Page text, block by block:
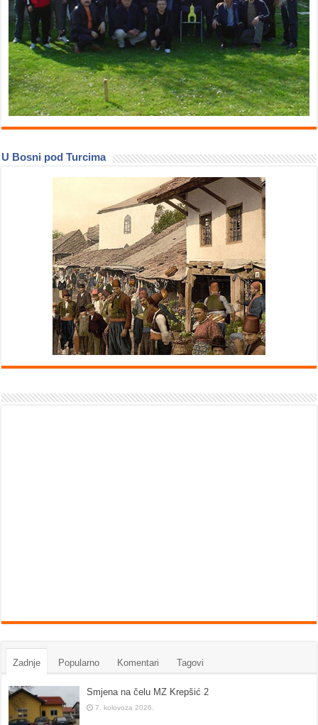
U Bosni pod Turcima
Zadnje Popularno Komentari Tagovi
Smjena na čelu MZ Krepšić 2
7. kolovoza 2026.